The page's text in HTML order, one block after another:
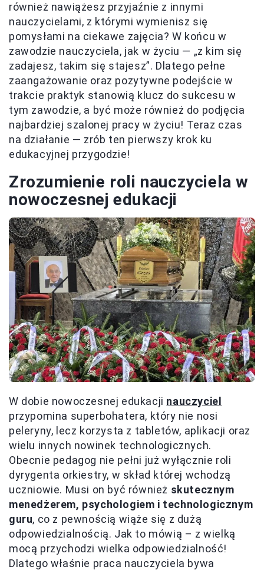
również nawiążesz przyjaźnie z innymi
nauczycielami, z którymi wymienisz się
pomysłami na ciekawe zajęcia? W końcu w
zawodzie nauczyciela, jak w życiu — „z kim się
zadajesz, takim się stajesz”. Dlatego pełne
zaangażowanie oraz pozytywne podejście w
trakcie praktyk stanowią klucz do sukcesu w
tym zawodzie, a być może również do podjęcia
najbardziej szalonej pracy w życiu! Teraz czas
na działanie — zrób ten pierwszy krok ku
edukacyjnej przygodzie!
Zrozumienie roli nauczyciela w
nowoczesnej edukacji
W dobie nowoczesnej edukacji nauczyciel
przypomina superbohatera, który nie nosi
peleryny, lecz korzysta z tabletów, aplikacji oraz
wielu innych nowinek technologicznych.
Obecnie pedagog nie pełni już wyłącznie roli
dyrygenta orkiestry, w skład której wchodzą
uczniowie. Musi on być również skutecznym
menedżerem, psychologiem i technologicznym
guru, co z pewnością wiąże się z dużą
odpowiedzialnością. Jak to mówią – z wielką
mocą przychodzi wielka odpowiedzialność!
Dlatego właśnie praca nauczyciela bywa